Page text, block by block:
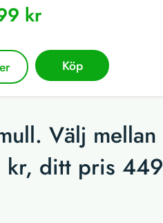
kr
Köp
Välj mellan
kr, ditt pris 449